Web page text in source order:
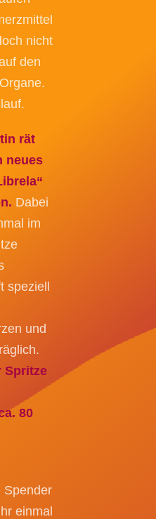
nicht
den
rät
neues
Dabei
im
speziell
und
Spritze
80
Spender
einmal